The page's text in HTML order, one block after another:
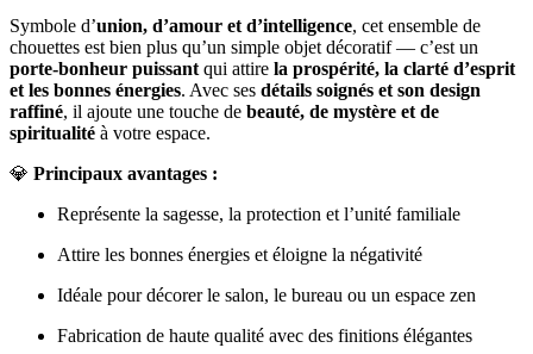
Symbole d’union, d’amour et d’intelligence, cet ensemble de
chouettes est bien plus qu’un simple objet décoratif — c’est un
porte-bonheur puissant qui attire la prospérité, la clarté d’esprit
et les bonnes énergies. Avec ses détails soignés et son design
raffiné, il ajoute une touche de beauté, de mystère et de
spiritualité à votre espace.
💎 Principaux avantages :
Représente la sagesse, la protection et l’unité familiale
Attire les bonnes énergies et éloigne la négativité
Idéale pour décorer le salon, le bureau ou un espace zen
Fabrication de haute qualité avec des finitions élégantes